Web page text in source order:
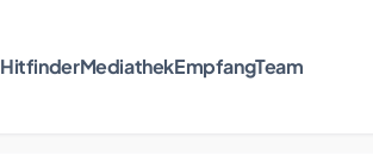
HitfinderMediathekEmpfangTeam